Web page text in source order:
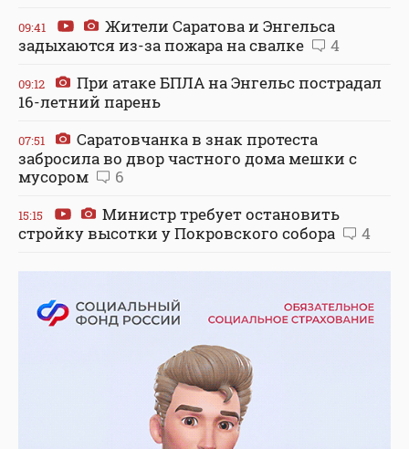
09:41
Жители Саратова и Энгельса
задыхаются из-за пожара на свалке
4
09:12
При атаке БПЛА на Энгельс пострадал
16-летний парень
07:51
Саратовчанка в знак протеста
забросила во двор частного дома мешки с
мусором
6
15:15
Министр требует остановить
стройку высотки у Покровского собора
4